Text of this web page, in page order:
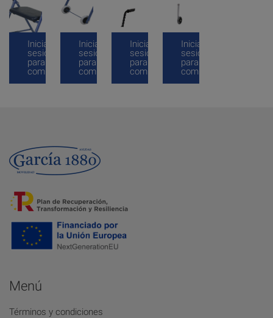
Inicia
sesión
para
comprar
Inicia
sesión
para
comprar
Inicia
sesión
para
comprar
Inicia
sesión
para
comprar
Menú
Términos y condiciones